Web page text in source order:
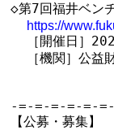
◇第7回福井ベン
https://
［開催日］
［機関］公益
-=-=-=-=-=-
【公募・募集】